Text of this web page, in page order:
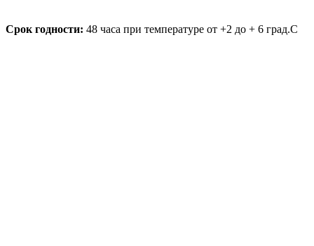
Срок годности: 48 часа при температуре от +2 до + 6 град.С